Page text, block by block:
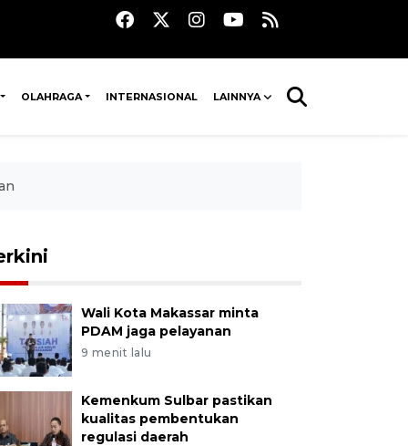
OLAHRAGA INTERNASIONAL LAINNYA
Wali Kota Makassar minta
PDAM jaga pelayanan
9 menit lalu
Kemenkum Sulbar pastikan
kualitas pembentukan
regulasi daerah